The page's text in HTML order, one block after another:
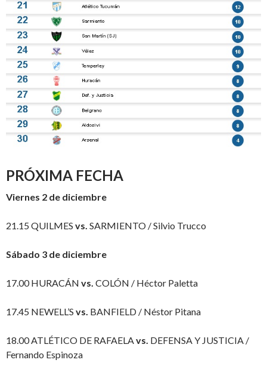
PRÓXIMA FECHA
Viernes 2 de diciembre
21.15 QUILMES vs. SARMIENTO / Silvio Trucco
Sábado 3 de diciembre
17.00 HURACÁN vs. COLÓN / Héctor Paletta
17.45 NEWELL’S vs. BANFIELD / Néstor Pitana
18.00 ATLÉTICO DE RAFAELAvs. DEFENSA Y JUSTICIA /
Fernando Espinoza